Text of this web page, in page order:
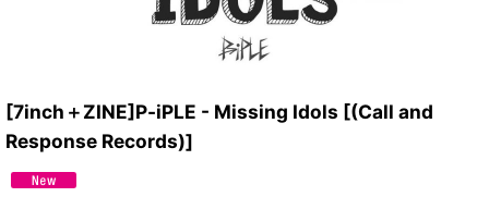
[7inch＋ZINE]P-iPLE - Missing Idols [(Call and
Response Records)]